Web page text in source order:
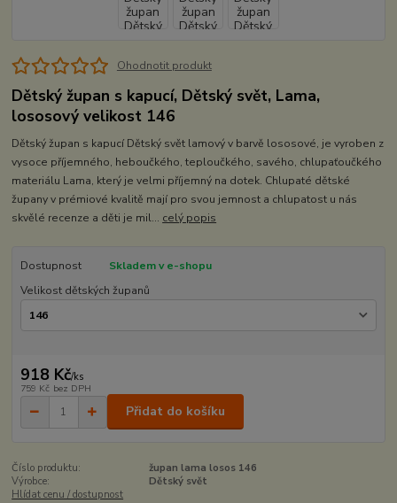
Ohodnotit produkt
Dětský župan s kapucí, Dětský svět, Lama,
lososový velikost 146
Dětský župan s kapucí Dětský svět lamový v barvě lososové, je vyroben z
vysoce příjemného, heboučkého, teploučkého, savého, chlupaťoučkého
materiálu Lama, který je velmi příjemný na dotek. Chlupaté dětské
župany v prémiové kvalitě mají pro svou jemnost a chlupatost u nás
skvělé recenze a děti je mil... celý popis
Dostupnost
Skladem v e-shopu
Velikost dětských županů
918 Kč/ks
759 Kč bez DPH
Přidat do košíku
Číslo produktu:
župan lama losos 146
Výrobce:
Dětský svět
Hlídat cenu / dostupnost